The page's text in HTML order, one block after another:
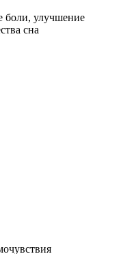
боли, улучшение
сна